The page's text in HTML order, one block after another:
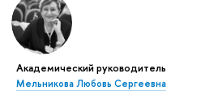
Академический руководитель
Мельникова Любовь Сергеевна